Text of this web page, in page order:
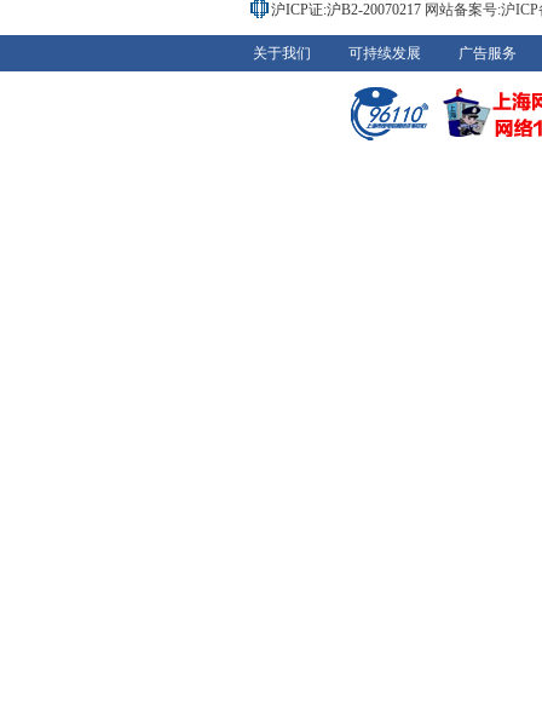
沪ICP证:沪B2-20070217 网站备案号:沪
关于我们 可持续发展 广告服务